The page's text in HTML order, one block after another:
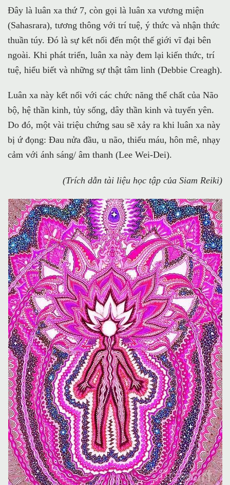
Đây là luân xa thứ 7, còn gọi là luân xa vương miện
(Sahasrara), tương thông với trí tuệ, ý thức và nhận thức
thuần túy. Đó là sự kết nối đến một thế giới vĩ đại bên
ngoài. Khi phát triển, luân xa này đem lại kiến thức, trí
tuệ, hiểu biết và những sự thật tâm linh (Debbie Creagh).
Luân xa này kết nối với các chức năng thể chất của Não
bộ, hệ thần kinh, tủy sống, dây thần kinh và tuyến yên.
Do đó, một vài triệu chứng sau sẽ xảy ra khi luân xa này
bị ứ đọng: Đau nửa đầu, u não, thiếu máu, hôn mê, nhạy
cảm với ánh sáng/ âm thanh (Lee Wei-Dei).
(Trích dẫn tài liệu học tập của Siam Reiki)